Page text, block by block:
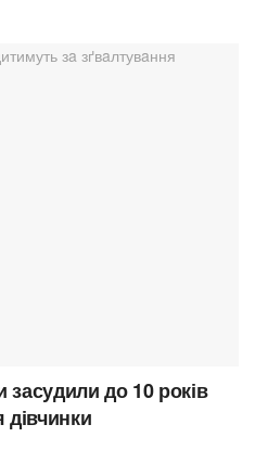
до 10 років